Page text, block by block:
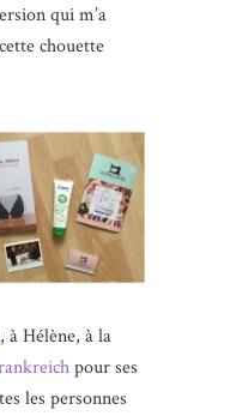
qui m’a
chouette
à Hélène, à la
pour ses
les personnes